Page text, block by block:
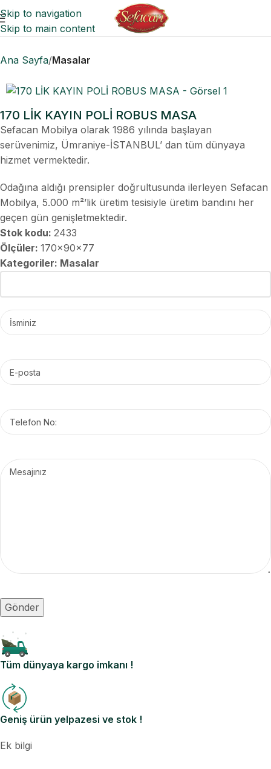
Skip to navigation
Skip to main content
Ana Sayfa Masalar
170 LİK KAYIN POLİ ROBUS MASA
Sefacan Mobilya olarak 1986 yılında başlayan
serüvenimiz, Ümraniye-İSTANBUL’ dan tüm dünyaya
hizmet vermektedir.
Odağına aldığı prensipler doğrultusunda ilerleyen Sefacan
Mobilya, 5.000 m²’lik üretim tesisiyle üretim bandını her
geçen gün genişletmektedir.
Stok kodu: 2433
Ölçüler: 170x90x77
Kategoriler: Masalar
Tüm dünyaya kargo imkanı !
Geniş ürün yelpazesi ve stok !
Ek bilgi